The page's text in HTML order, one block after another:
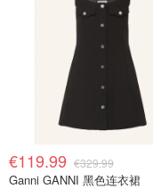
€119.99 €329.99
Ganni GANNI 黑色连衣裙